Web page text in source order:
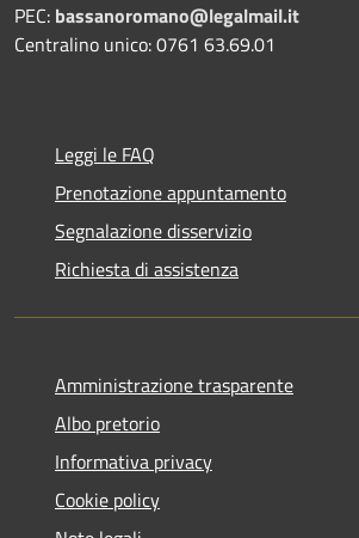
PEC: bassanoromano@legalmail.it
Centralino unico: 0761 63.69.01
Leggi le FAQ
Prenotazione appuntamento
Segnalazione disservizio
Richiesta di assistenza
Amministrazione trasparente
Albo pretorio
Informativa privacy
Cookie policy